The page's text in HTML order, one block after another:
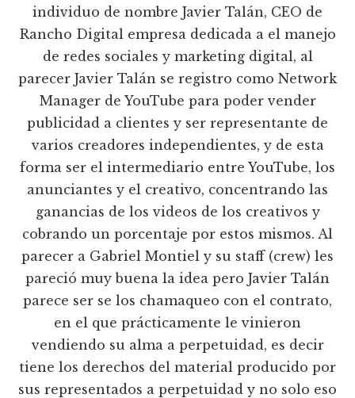
individuo de nombre Javier Talán, CEO de
Rancho Digital empresa dedicada a el manejo
de redes sociales y marketing digital, al
parecer Javier Talán se registro como Network
Manager de YouTube para poder vender
publicidad a clientes y ser representante de
varios creadores independientes, y de esta
forma ser el intermediario entre YouTube, los
anunciantes y el creativo, concentrando las
ganancias de los videos de los creativos y
cobrando un porcentaje por estos mismos. Al
parecer a Gabriel Montiel y su staff (crew) les
pareció muy buena la idea pero Javier Talán
parece ser se los chamaqueo con el contrato,
en el que prácticamente le vinieron
vendiendo su alma a perpetuidad, es decir
tiene los derechos del material producido por
sus representados a perpetuidad y no solo eso